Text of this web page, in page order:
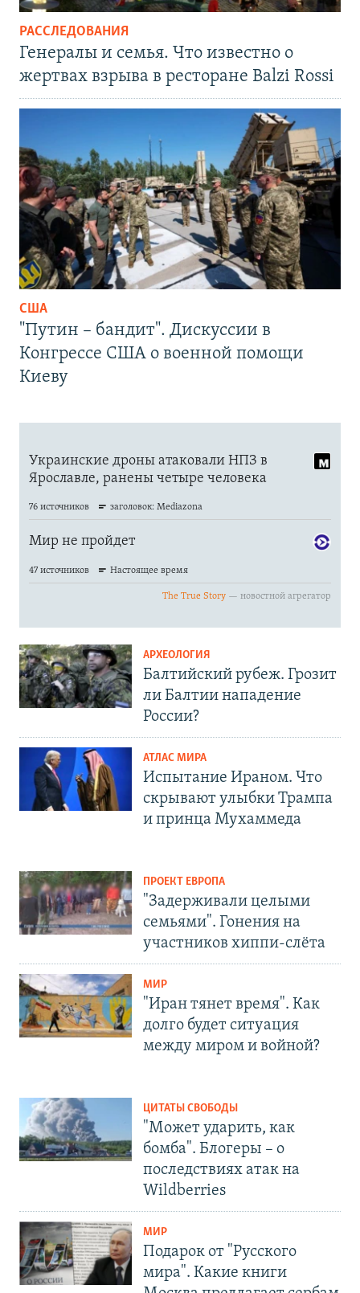
РАССЛЕДОВАНИЯ
Генералы и семья. Что известно о
жертвах взрыва в ресторане Balzi Rossi
США
"Путин – бандит". Дискуссии в
Конгрессе США о военной помощи
Киеву
АРХЕОЛОГИЯ
Балтийский рубеж. Грозит
ли Балтии нападение
России?
АТЛАС МИРА
Испытание Ираном. Что
скрывают улыбки Трампа
и принца Мухаммеда
ПРОЕКТ ЕВРОПА
"Задерживали целыми
семьями". Гонения на
участников хиппи-слёта
МИР
"Иран тянет время". Как
долго будет ситуация
между миром и войной?
ЦИТАТЫ СВОБОДЫ
"Может ударить, как
бомба". Блогеры – о
последствиях атак на
Wildberries
МИР
Подарок от "Русского
мира". Какие книги